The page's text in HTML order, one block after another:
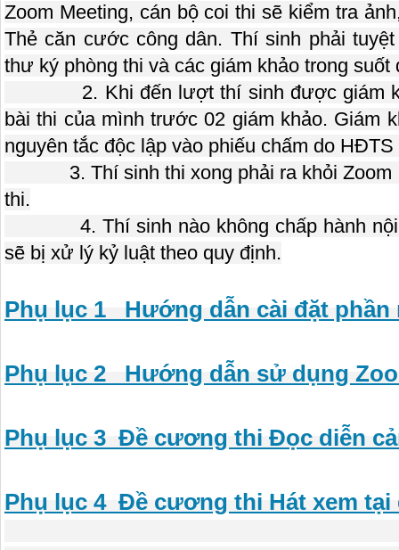
Zoom Meeting, cán bộ coi thi sẽ kiểm tra
Thẻ căn cước công dân. Thí sinh phải
thư ký phòng thi và các giám khảo trong suốt
2. Khi đến lượt thí sinh được giám
bài thi của mình trước 02 giám khảo. Giám
nguyên tắc độc lập vào phiếu chấm do
3. Thí sinh thi xong phải ra khỏi Zoom
thi.
4. Thí sinh nào không chấp hành nội
sẽ bị xử lý kỷ luật theo quy định.
Phụ lục 1_ Hướng dẫn cài đặt phần
Phụ lục 2_ Hướng dẫn sử dụng
Phụ lục 3_Đề cương thi Đọc diễn
Phụ lục 4_Đề cương thi Hát xem tại